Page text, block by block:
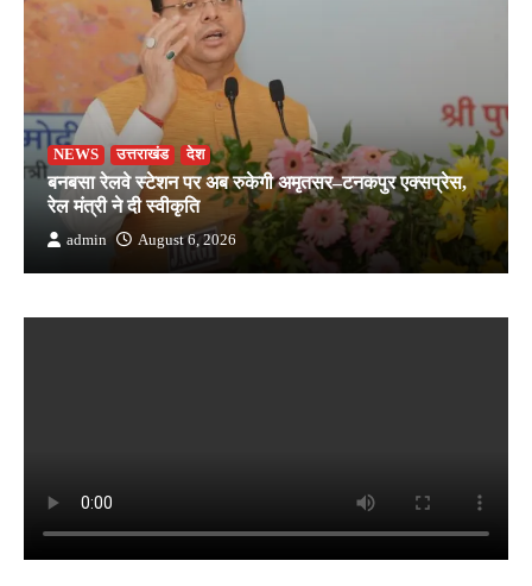
NEWS उत्तराखंड देश
बनबसा रेलवे स्टेशन पर अब रुकेगी अमृतसर–टनकपुर एक्सप्रेस,
रेल मंत्री ने दी स्वीकृति
admin August 6, 2026